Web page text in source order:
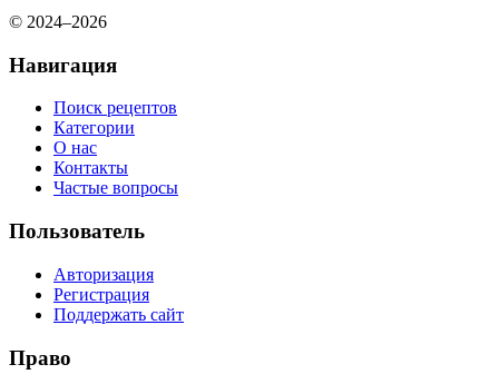
© 2024–2026
Навигация
Поиск рецептов
Категории
О нас
Контакты
Частые вопросы
Пользователь
Авторизация
Регистрация
Поддержать сайт
Право